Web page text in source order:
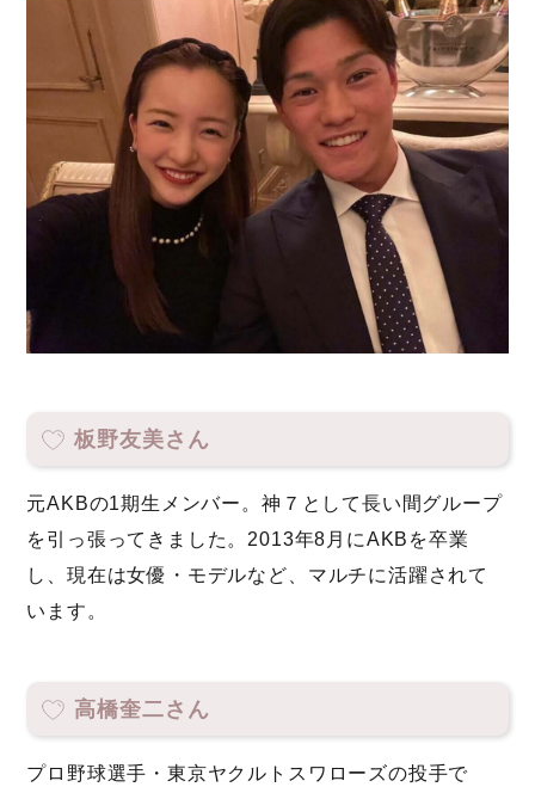
板野友美さん
元AKBの1期生メンバー。神７として長い間グループ
を引っ張ってきました。2013年8月にAKBを卒業
し、現在は女優・モデルなど、マルチに活躍されて
います。
高橋奎二さん
プロ野球選手・東京ヤクルトスワローズの投手で